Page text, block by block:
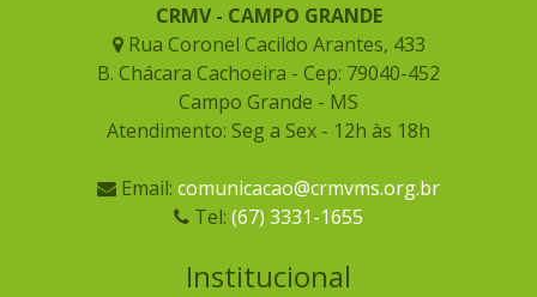
CRMV - CAMPO GRANDE
Rua Coronel Cacildo Arantes, 433
B. Chácara Cachoeira - Cep: 79040-452
Campo Grande - MS
Atendimento: Seg a Sex - 12h às 18h
Email: comunicacao@crmvms.org.br
Tel: (67) 3331-1655
Institucional